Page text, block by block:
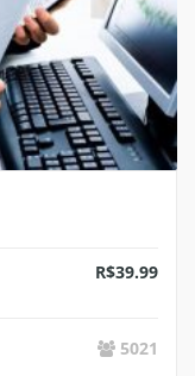
R$39.99
5021